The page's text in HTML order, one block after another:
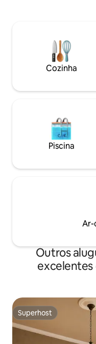
segundo WC. Todos
terraço pessoal. Um
pessoas podem ser
Cozinha
Piscina
Ar-
Outros
excelentes
Superhost
Superhost